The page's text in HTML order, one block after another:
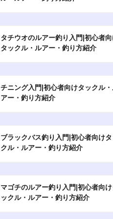
タチウオのルアー釣り入門|初心者
タックル・ルアー・釣り方紹介
チニング入門|初心者向けタックル
アー・釣り方紹介
ブラックバス釣り入門|初心者向けタ
クル・ルアー・釣り方紹介
マゴチのルアー釣り入門|初心者向け
ックル・ルアー・釣り方紹介